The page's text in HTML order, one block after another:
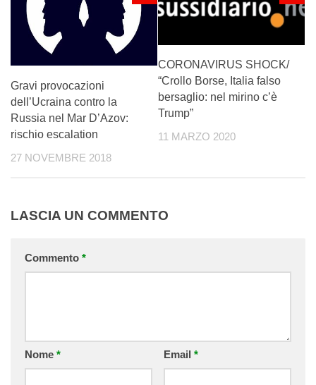
Gravi provocazioni
dell’Ucraina contro la
Russia nel Mar D’Azov:
rischio escalation
27 NOVEMBRE 2018
CORONAVIRUS SHOCK/
“Crollo Borse, Italia falso
bersaglio: nel mirino c’è
Trump”
11 MARZO 2020
LASCIA UN COMMENTO
Commento *
Nome * Email *